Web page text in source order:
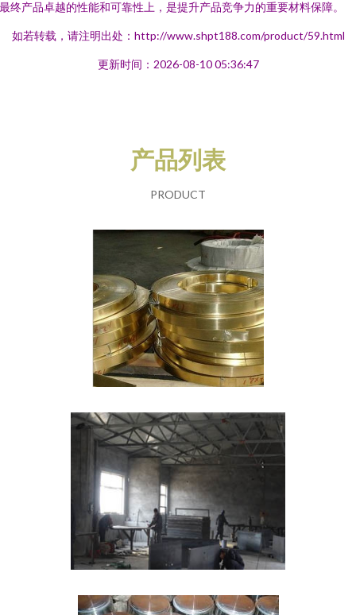
终产品卓越的性能和可靠性上，是提升产品竞争力的重要材料保障。
如若转载，请注明出处：http://www.shpt188.com/product/59.html
更新时间：2026-08-10 05:36:47
产品列表
PRODUCT